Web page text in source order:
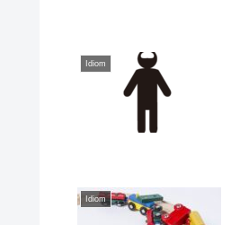
Idiom
Idiom